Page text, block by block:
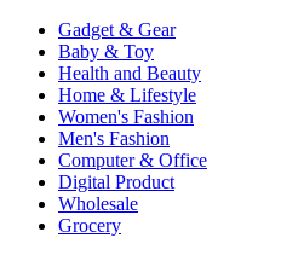
Gadget & Gear
Baby & Toy
Health and Beauty
Home & Lifestyle
Women's Fashion
Men's Fashion
Computer & Office
Digital Product
Wholesale
Grocery